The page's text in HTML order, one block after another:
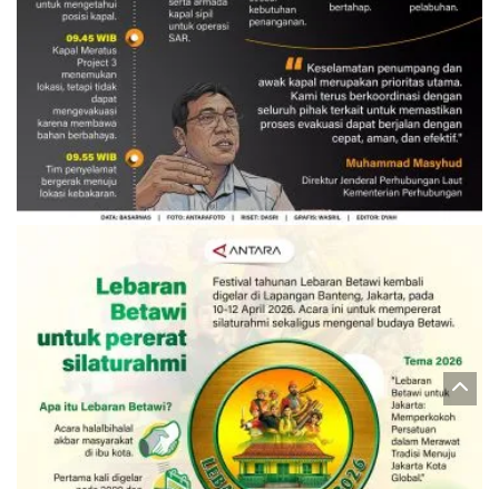
Evakuasi korban kebakaran KM
Mutiara Sentosa 2
3 Agustus 2026